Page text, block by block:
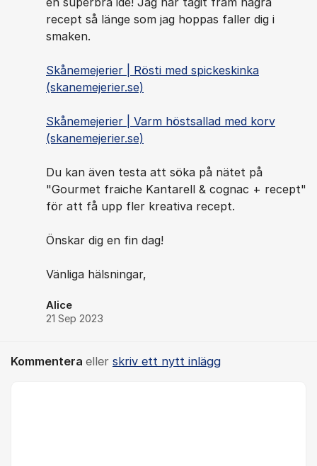
recept så länge som jag hoppas faller dig i
smaken.
Skånemejerier | Rösti med spickeskinka
(skanemejerier.se)
Skånemejerier | Varm höstsallad med korv
(skanemejerier.se)
Du kan även testa att söka på nätet på
"Gourmet fraiche Kantarell & cognac + recept"
för att få upp fler kreativa recept.
Önskar dig en fin dag!
Vänliga hälsningar,
Alice
21 Sep 2023
Kommentera eller skriv ett nytt inlägg